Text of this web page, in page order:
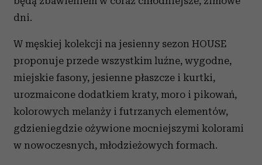
dni.
W męskiej kolekcji na jesienny sezon HOUSE
proponuje przede wszystkim luźne, wygodne,
miejskie fasony, jesienne płaszcze i kurtki,
urozmaicone dodatkiem kraty, moro i pikowań,
kolorowych melanży i futrzanych elementów,
gdzieniegdzie ożywione mocniejszymi kolorami
w nowoczesnych, młodzieżowych formach.